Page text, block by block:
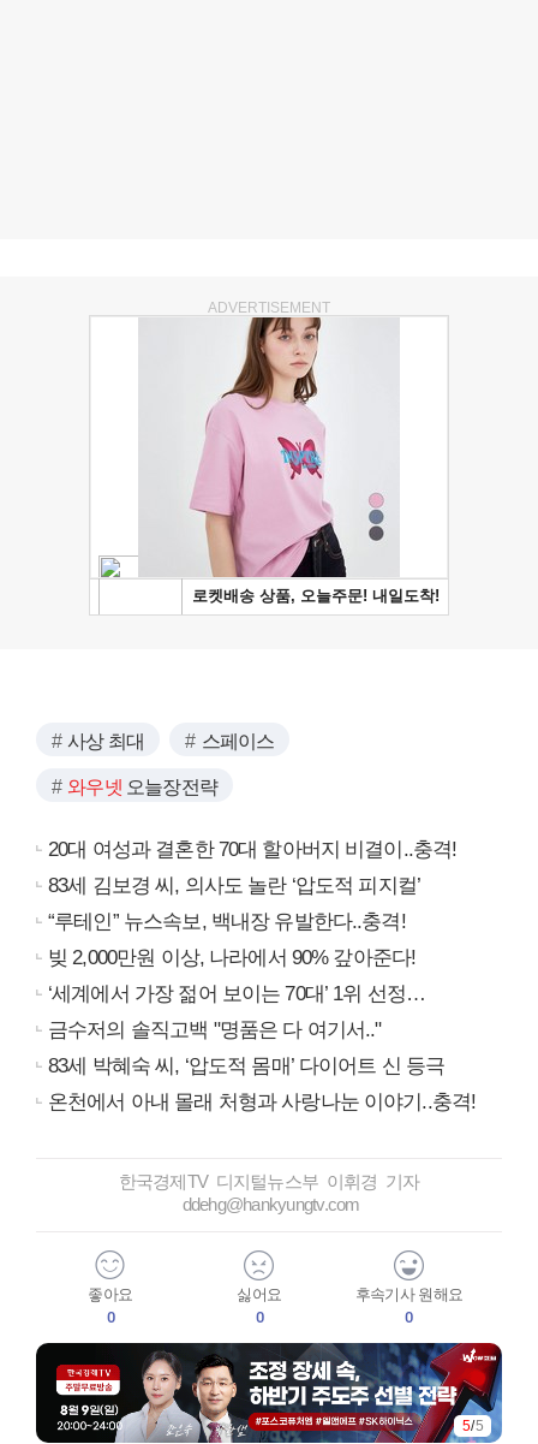
ADVERTISEMENT
사상 최대 스페이스
와우넷 오늘장전략
20대 여성과 결혼한 70대 할아버지 비결이..충격!
83세 김보경 씨, 의사도 놀란 ‘압도적 피지컬’
“루테인” 뉴스속보, 백내장 유발한다..충격!
빚 2,000만원 이상, 나라에서 90% 갚아준다!
‘세계에서 가장 젊어 보이는 70대’ 1위 선정…
금수저의 솔직고백 "명품은 다 여기서.."
83세 박혜숙 씨, ‘압도적 몸매’ 다이어트 신 등극
온천에서 아내 몰래 처형과 사랑나눈 이야기..충격!
한국경제TV 디지털뉴스부 이휘경 기자
ddehg@hankyungtv.com
좋아요
0
싫어요
0
후속기사 원해요
0
5/5